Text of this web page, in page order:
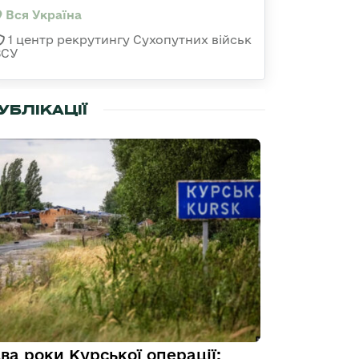
Вся Україна
1 центр рекрутингу Сухопутних військ
роки Курської операції: